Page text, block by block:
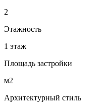
2
Этажность
1 этаж
Площадь застройки
м2
Архитектурный стиль